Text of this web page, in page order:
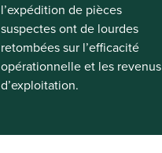
l’expédition de pièces
suspectes ont de lourdes
retombées sur l’efficacité
opérationnelle et les revenus
d’exploitation.